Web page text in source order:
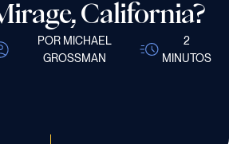
California?
POR MICHAEL
GROSSMAN
2
MINUTOS